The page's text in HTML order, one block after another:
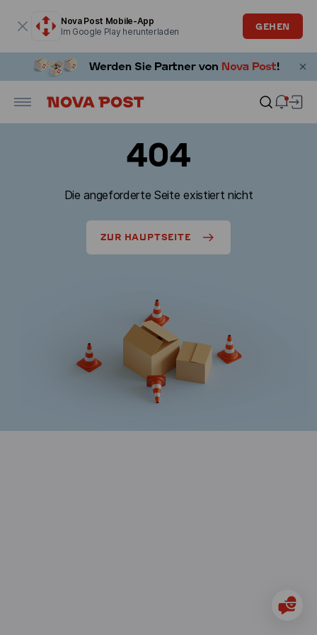
Nova Post Mobile-App
Im Google Play herunterladen
GEHEN
404
Die angeforderte Seite existiert nicht
ZUR HAUPTSEITE